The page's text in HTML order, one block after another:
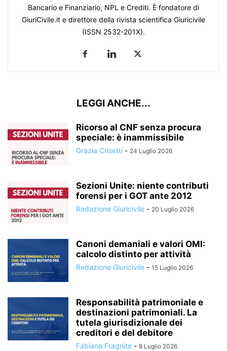
Bancario e Finanziario, NPL e Crediti. È fondatore di
GiuriCivile.it e direttore della rivista scientifica Giuricivile
(ISSN 2532-201X).
LEGGI ANCHE...
Ricorso al CNF senza procura
speciale: è inammissibile
Grazia Crisetti - 24 Luglio 2026
Sezioni Unite: niente contributi
forensi per i GOT ante 2012
Redazione Giuricivile - 20 Luglio 2026
Canoni demaniali e valori OMI:
calcolo distinto per attività
Redazione Giuricivile - 15 Luglio 2026
Responsabilità patrimoniale e
destinazioni patrimoniali. La
tutela giurisdizionale dei
creditori e del debitore
Fabiana Fragnito - 8 Luglio 2026